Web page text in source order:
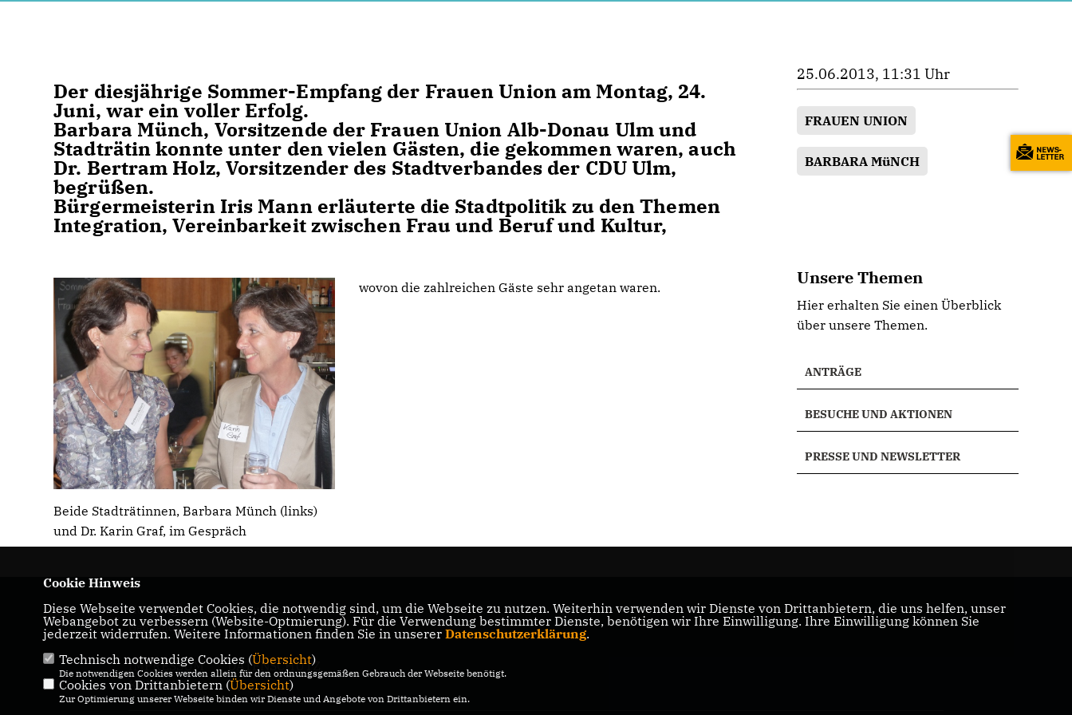
Der diesjährige Sommer-Empfang der Frauen Union am Montag, 24.
Juni, war ein voller Erfolg.
Barbara Münch, Vorsitzende der Frauen Union Alb-Donau Ulm und
Stadträtin konnte unter den vielen Gästen, die gekommen waren, auch
Dr. Bertram Holz, Vorsitzender des Stadtverbandes der CDU Ulm,
begrüßen.
Bürgermeisterin Iris Mann erläuterte die Stadtpolitik zu den Themen
Integration, Vereinbarkeit zwischen Frau und Beruf und Kultur,
Beide Stadträtinnen, Barbara Münch (links)
und Dr. Karin Graf, im Gespräch
wovon die zahlreichen Gäste sehr angetan waren.
25.06.2013, 11:31 Uhr
FRAUEN UNION
BARBARA MüNCH
Unsere Themen
Hier erhalten Sie einen Überblick
über unsere Themen.
ANTRÄGE
BESUCHE UND AKTIONEN
PRESSE UND NEWSLETTER
Homepage der CDU-Fraktion im Ulmer
Gemeinderat
IMPRESSUM
DATENSCHUTZ
KONTAKT
Cookie Hinweis
Diese Webseite verwendet Cookies, die notwendig sind, um die Webseite zu nutzen. Weiterhin verwenden wir Dienste von Drittanbietern, die uns helfen, unser
Webangebot zu verbessern (Website-Optmierung). Für die Verwendung bestimmter Dienste, benötigen wir Ihre Einwilligung. Ihre Einwilligung können Sie
jederzeit widerrufen. Weitere Informationen finden Sie in unserer Datenschutzerklärung.
Technisch notwendige Cookies (Übersicht)
Die notwendigen Cookies werden allein für den ordnungsgemäßen Gebrauch der Webseite benötigt.
Cookies von Drittanbietern (Übersicht)
Zur Optimierung unserer Webseite binden wir Dienste und Angebote von Drittanbietern ein.